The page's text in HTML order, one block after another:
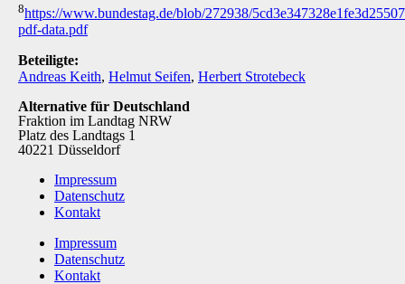
8https://www.bundestag.de/blob/272938/
pdf-data.pdf
Beteiligte:
Andreas Keith, Helmut Seifen, Herbert Strotebeck
Alternative für Deutschland
Fraktion im Landtag NRW
Platz des Landtags 1
40221 Düsseldorf
Impressum
Datenschutz
Kontakt
Impressum
Datenschutz
Kontakt